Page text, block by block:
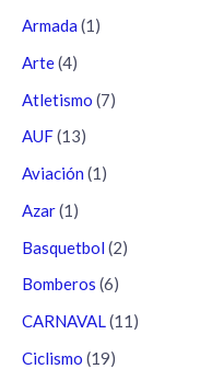
Armada (1)
Arte(4)
Atletismo (7)
AUF(13)
Aviación (1)
Azar(1)
Basquetbol (2)
Bomberos (6)
CARNAVAL(11)
Ciclismo (19)